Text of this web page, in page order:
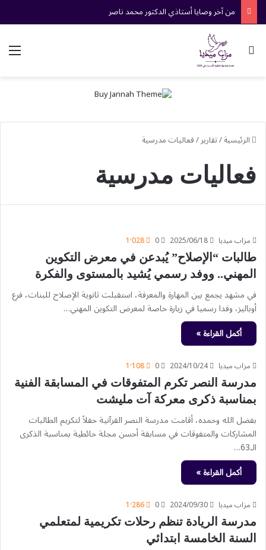
من آخر وصايا أستاذي الدكتور محمد ناصر
بحث عن
الرئيسية/تقارير/فعاليات مدرسية
فعاليات مدرسية
مزاب ميديا 2025/06/18
0 1٬028
طالبات “الإصلاح” يُبدعن في معرض التكوين
المهني.. ووفد رسمي يُشيد بالمستوى والفكرة
في مشهد يجمع بين المهارة والمعرفة، استقبلت ثانوية الإصلاح للبنات، فرع
أوباليز، وفدا رسميا في زيارة خاصة لمعرض التكوين المهني…
أكمل القراءة »
مزاب ميديا 2024/10/24
0 1٬108
مدرسة النصر تكرم المتفوقات في المسابقة الفنية
بمناسبة ذكرى معركة آت مليشت
بفضل الله وحمده، أقامت مدرسة النصر القرآنية حفلاً لتكريم الطالبات
المشاركات والمتفوقات في مسابقة أحسن مجلة حائطية بمناسبة الذكرى
الـ63…
أكمل القراءة »
مزاب ميديا 2024/09/30
0 1٬286
مدرسة الريادة تنظم رحلات تكريمية لمتعلمي
السنة الخامسة ابتدائي